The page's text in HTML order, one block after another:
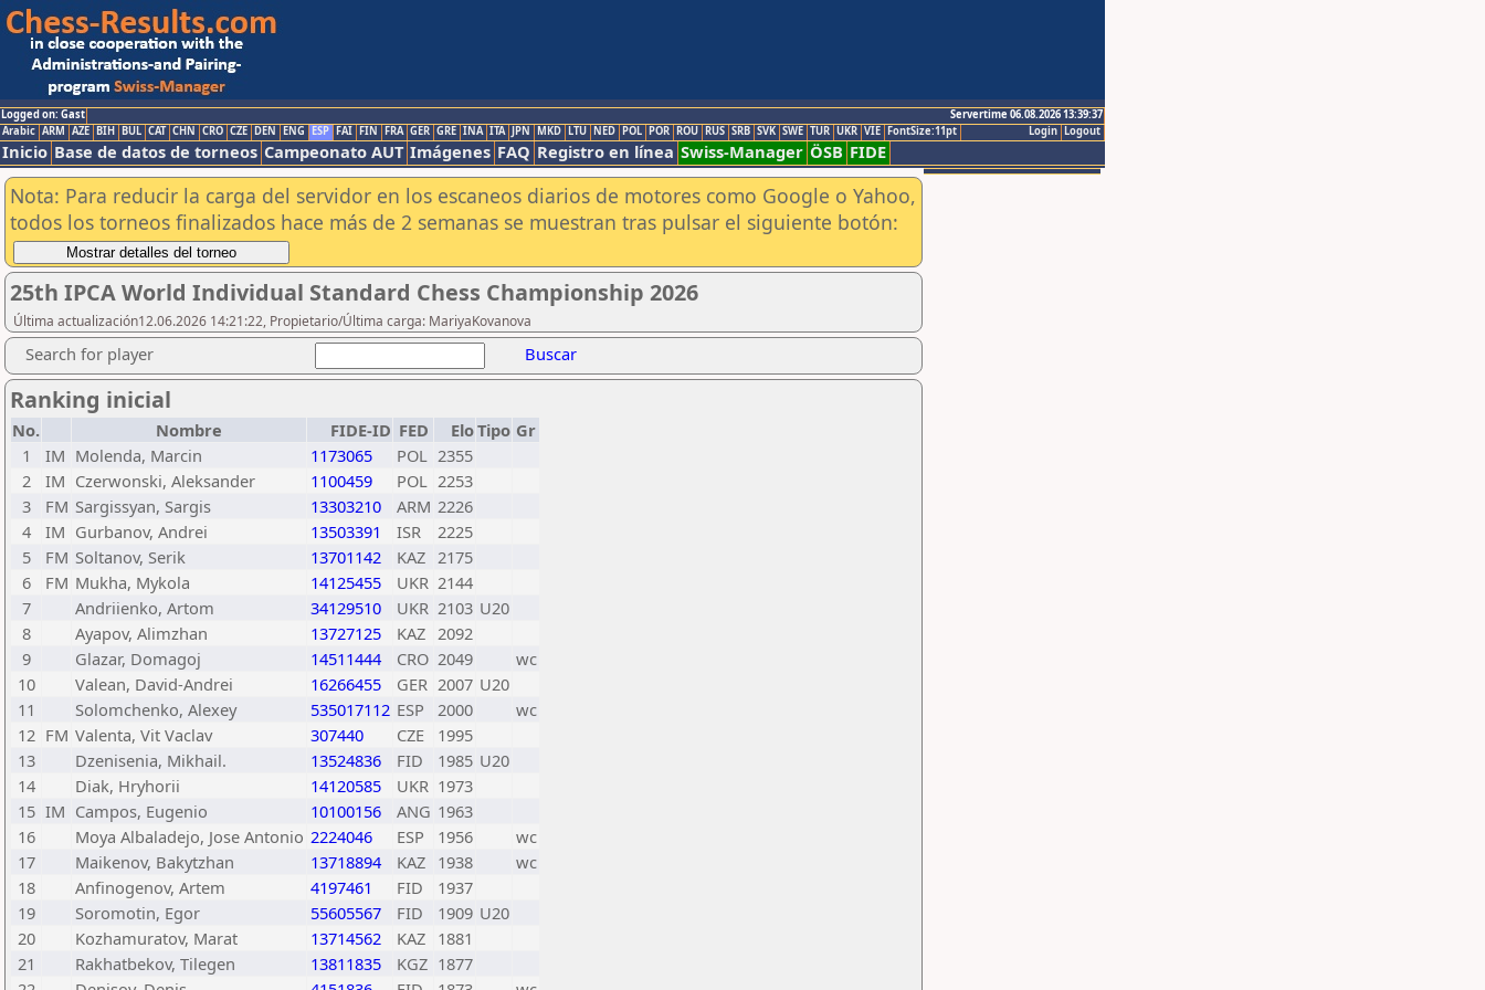
Logged on: Gast
Servertime 06.08.2026 13:39:37
Logout
Login
Arabic ARM AZE BIH BUL CAT CHN CRO CZE DEN ENG ESP FAI FIN FRA GER GRE INA ITA JPN MKD LTU NED POL POR ROU RUS SRB SVK SWE TUR UKR VIE FontSize:11pt
Inicio Base de datos de torneos Campeonato AUT Imágenes FAQ Registro en línea Swiss-Manager ÖSB FIDE
Nota: Para reducir la carga del servidor en los escaneos diarios de motores como Google o Yahoo,
todos los torneos finalizados hace más de 2 semanas se muestran tras pulsar el siguiente botón:
25th IPCA World Individual Standard Chess Championship 2026
Última actualización12.06.2026 14:21:22, Propietario/Última carga: MariyaKovanova
Search for player Buscar
Ranking inicial
No. Nombre FIDE-ID FED EloTipo Gr
1
IM Molenda, Marcin 1173065 POL 2355
2
IM Czerwonski, Aleksander 1100459 POL 2253
3
FM Sargissyan, Sargis 13303210 ARM 2226
4
IM Gurbanov, Andrei 13503391 ISR
2225
5
FM Soltanov, Serik 13701142 KAZ 2175
6
FM Mukha, Mykola 14125455 UKR 2144
7
Andriienko, Artom 34129510 UKR 2103 U20
8
Ayapov, Alimzhan 13727125 KAZ 2092
9
Glazar, Domagoj 14511444 CRO 2049
wc
10
Valean, David-Andrei 16266455 GER 2007 U20
11
Solomchenko, Alexey 535017112 ESP 2000
wc
12 FM Valenta, Vit Vaclav 307440 CZE
1995
13
Dzenisenia, Mikhail. 13524836 FID 1985 U20
14
Diak, Hryhorii 14120585 UKR 1973
15 IM Campos, Eugenio 10100156 ANG 1963
16
Moya Albaladejo, Jose Antonio 2224046 ESP 1956
wc
17
Maikenov, Bakytzhan 13718894 KAZ 1938
wc
18
Anfinogenov, Artem 4197461 FID
1937
19
Soromotin, Egor 55605567 FID 1909 U20
20
Kozhamuratov, Marat 13714562 KAZ 1881
21
Rakhatbekov, Tilegen 13811835 KGZ 1877